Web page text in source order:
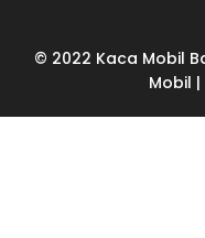
© 2022 Kaca Mobil
Mobil |